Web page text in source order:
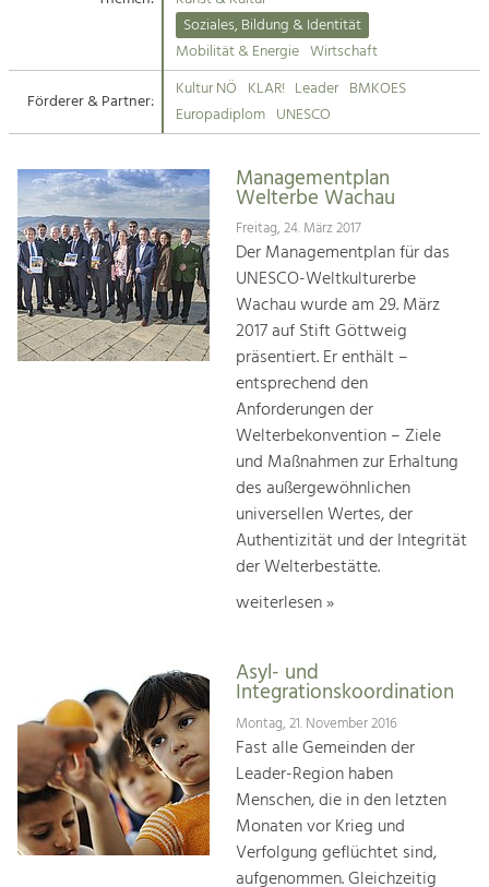
Suche
Impressum
Kontakt
Angebotsentwicklung und
Handwerk, Wissenschaft und Forschung.
Soziales, Bildung &
Identität
Gleichberechtigung, Jugend und
Integration
Mobilität & Energie
Klimawandel, öffentlicher Verkehr und
Steigerung regionaler Wertschöpfung
Soziales, Bildung & Identität
Mobilität & Energie Wirtschaft
Förderer & Partner:
Kultur NÖ KLAR! Leader BMKOES
Europadiplom UNESCO
Managementplan
Welterbe Wachau
Freitag, 24. März 2017
Der Managementplan für das
UNESCO-Weltkulturerbe
Wachau wurde am 29. März
2017 auf Stift Göttweig
präsentiert. Er enthält –
entsprechend den
Anforderungen der
Welterbekonvention – Ziele
und Maßnahmen zur Erhaltung
des außergewöhnlichen
universellen Wertes, der
Authentizität und der Integrität
der Welterbestätte.
weiterlesen »
Asyl- und
Integrationskoordination
Montag, 21. November 2016
Fast alle Gemeinden der
Leader-Region haben
Menschen, die in den letzten
Monaten vor Krieg und
Verfolgung geflüchtet sind,
aufgenommen. Gleichzeitig